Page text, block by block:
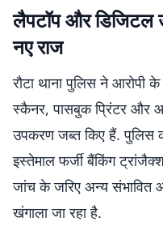
लैपटॉप और
नए राज
रौटा थाना पुलिस ने आरोपी
स्कैनर, पासबुक प्रिंटर और
उपकरण जब्त किए हैं. पुलिस
इस्तेमाल फर्जी बैंकिंग
जांच के जरिए अन्य संभावित
खंगाला जा रहा है.